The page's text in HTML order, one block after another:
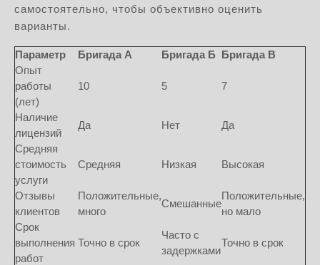
самостоятельно, чтобы объективно оценить
варианты.
Параметр Бригада А Бригада Б Бригада В
Опыт
работы
(лет)
10 5 7
Наличие
лицензий
Да Нет
Да
Средняя
стоимость
услуги
Средняя Низкая Высокая
Отзывы
клиентов
Положительные,
много
Смешанные
Положительные,
но мало
Срок
выполнения
работ
Точно в срок
Часто с
задержками
Точно в срок